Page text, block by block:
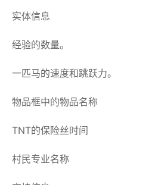
实体信息
经验的数量。
一匹马的速度和跳跃力。
物品框中的物品名称
TNT的保险丝时间
村民专业名称